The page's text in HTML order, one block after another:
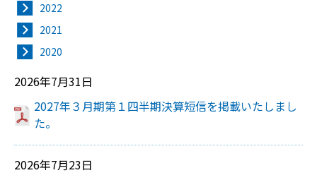
2022
2021
2020
2026年7月31日
2027年３月期第１四半期決算短信を掲載いたしまし
た。
2026年7月23日